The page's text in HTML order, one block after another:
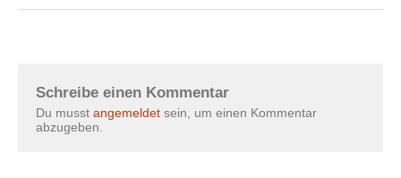
Schreibe einen Kommentar
Du musst angemeldet sein, um einen Kommentar
abzugeben.